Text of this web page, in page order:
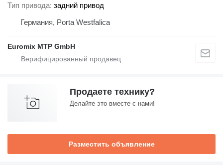
Тип привода задний привод
Германия, Porta Westfalica
Euromix MTP GmbH
Продаете технику?
Делайте это вместе с нами!
Разместить объявление